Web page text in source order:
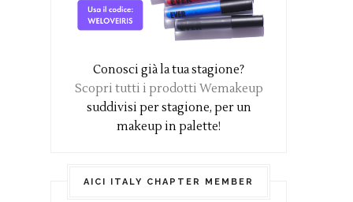
Conosci già la tua stagione?
Scopri tutti i prodotti Wemakeup
suddivisi per stagione, per un
makeup in palette!
AICI ITALY CHAPTER MEMBER